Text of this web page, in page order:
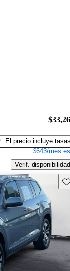
El precio incluye tasas
$643/mes
Verif. disponibilidad